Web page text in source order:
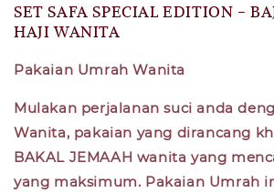
SET SAFA SPECIAL EDITION -
HAJI WANITA
Pakaian Umrah Wanita
Mulakan perjalanan suci anda
Wanita, pakaian yang dirancang
BAKAL JEMAAH wanita yang
yang maksimum. Pakaian Umrah